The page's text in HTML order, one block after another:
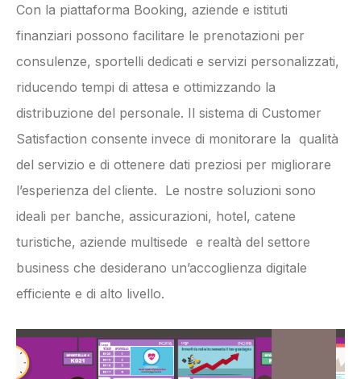
Con la piattaforma Booking, aziende e istituti
finanziari possono facilitare le prenotazioni per
consulenze, sportelli dedicati e servizi personalizzati,
riducendo tempi di attesa e ottimizzando la
distribuzione del personale. Il sistema di Customer
Satisfaction consente invece di monitorare la qualità
del servizio e di ottenere dati preziosi per migliorare
l’esperienza del cliente. Le nostre soluzioni sono
ideali per banche, assicurazioni, hotel, catene
turistiche, aziende multisede e realtà del settore
business che desiderano un’accoglienza digitale
efficiente e di alto livello.